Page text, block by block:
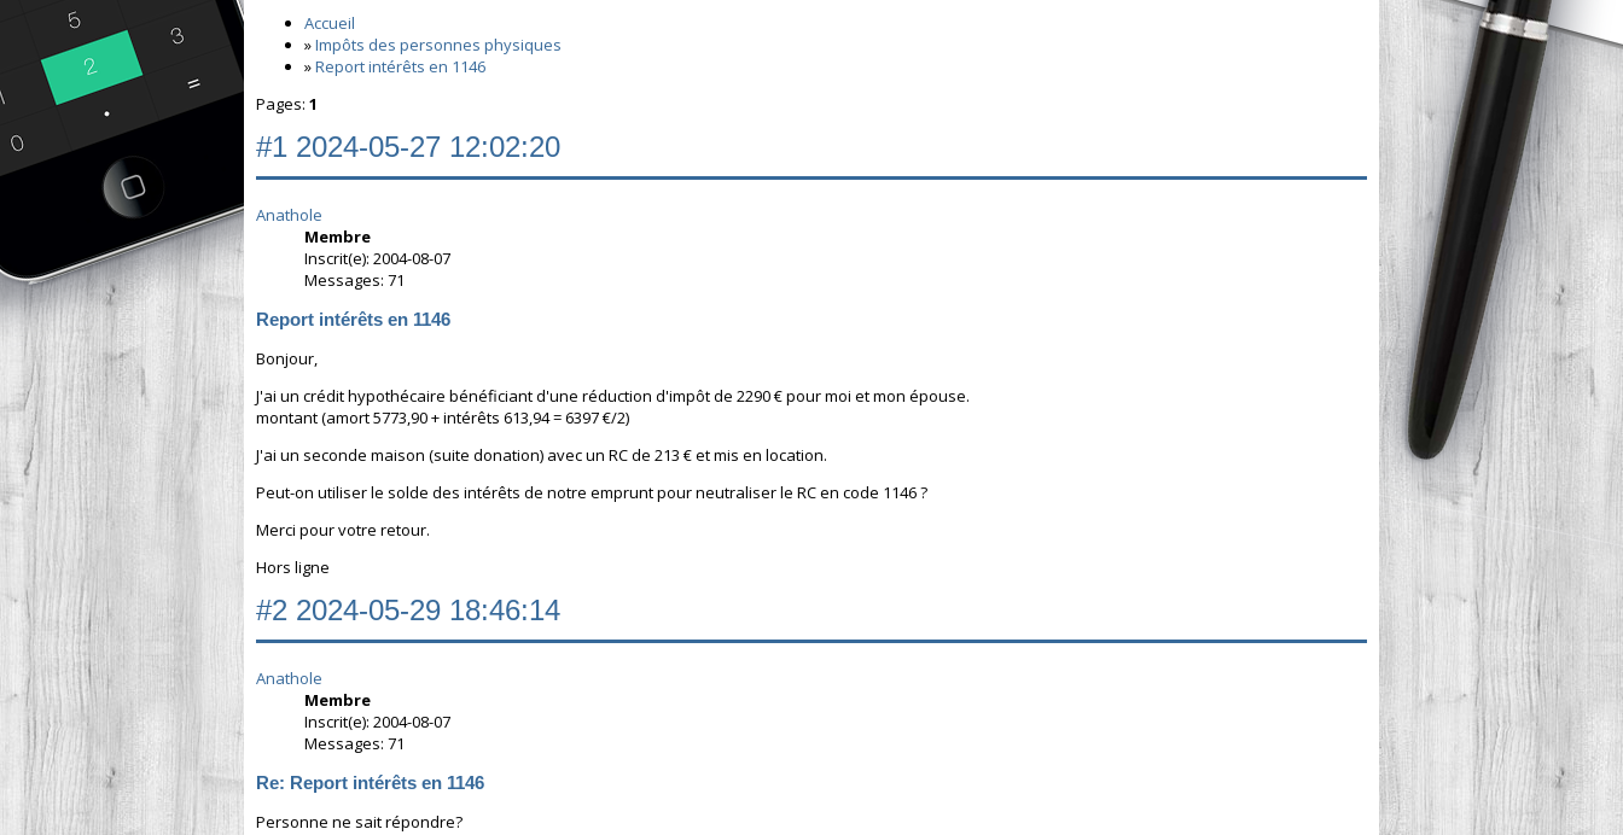
Accueil
»Impôts des personnes physiques
»Report intérêts en 1146
Pages: 1
#1 2024-05-27 12:02:20
Anathole
Membre
Inscrit(e): 2004-08-07
Messages: 71
Report intérêts en 1146
Bonjour,
J'ai un crédit hypothécaire bénéficiant d'une réduction d'impôt de 2290 € pour moi et mon épouse.
montant (amort 5773,90 + intérêts 613,94 = 6397 €/2)
J'ai un seconde maison (suite donation) avec un RC de 213 € et mis en location.
Peut-on utiliser le solde des intérêts de notre emprunt pour neutraliser le RC en code 1146 ?
Merci pour votre retour.
Hors ligne
#2 2024-05-29 18:46:14
Anathole
Membre
Inscrit(e): 2004-08-07
Messages: 71
Re: Report intérêts en 1146
Personne ne sait répondre?